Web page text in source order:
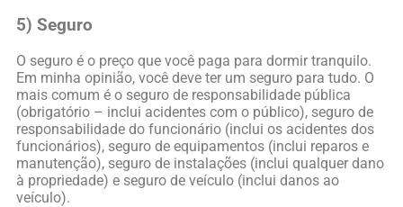
5) Seguro
O seguro é o preço que você paga para dormir tranquilo.
Em minha opinião, você deve ter um seguro para tudo. O
mais comum é o seguro de responsabilidade pública
(obrigatório – inclui acidentes com o público), seguro de
responsabilidade do funcionário (inclui os acidentes dos
funcionários), seguro de equipamentos (inclui reparos e
manutenção), seguro de instalações (inclui qualquer dano
à propriedade) e seguro de veículo (inclui danos ao
veículo).